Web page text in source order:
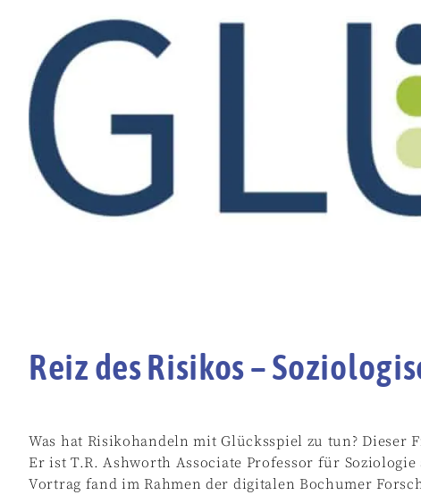
Reiz des Risikos –
Was hat Risikohandeln mit Glücksspiel zu tun? Dieser
Er ist T.R. Ashworth Associate Professor für
Vortrag fand im Rahmen der digitalen Bochumer